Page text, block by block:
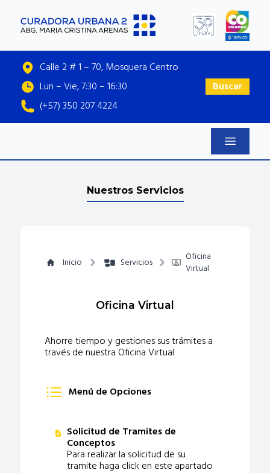
Calle 2 # 1 – 70, Mosquera Centro
Lun – Vie, 7:30 – 16:30
(+57) 350 207 4224
Buscar
Nuestros Servicios
Inicio Servicios
Oficina
Virtual
Oficina Virtual
Ahorre tiempo y gestiones sus trámites a
través de nuestra Oficina Virtual
Menú de Opciones
Solicitud de Tramites de
Conceptos
Para realizar la solicitud de su
tramite haga click en este apartado